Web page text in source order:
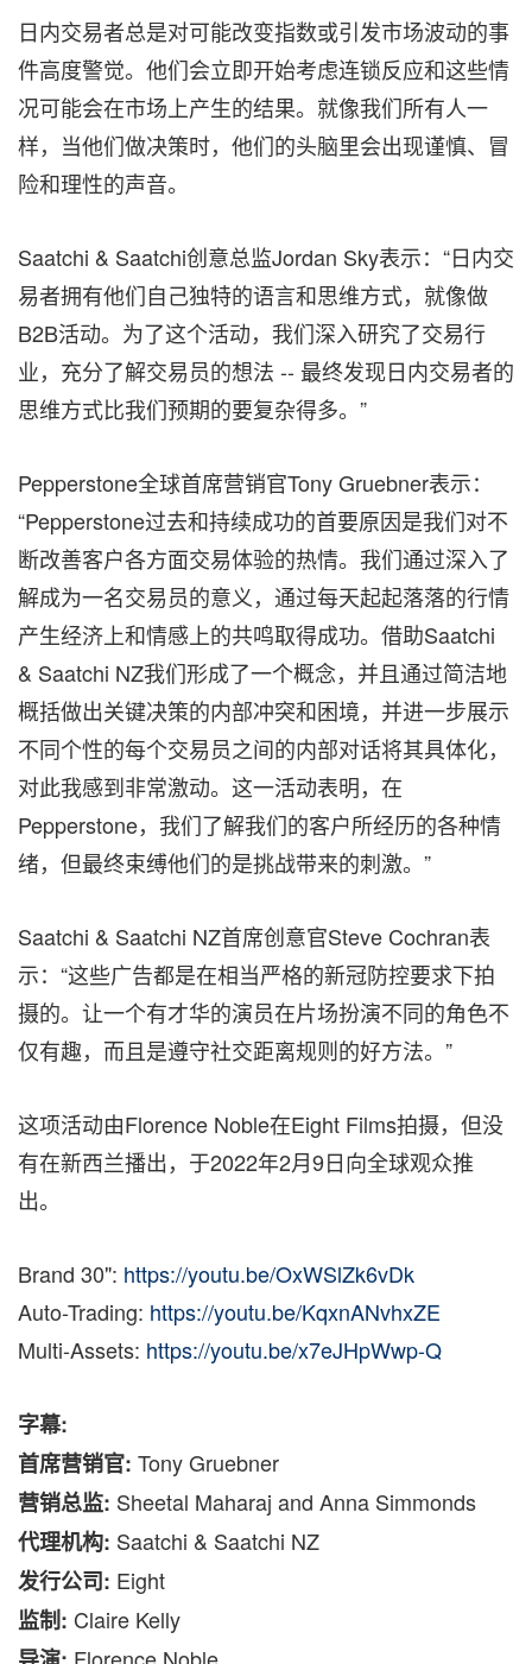
日内交易者总是对可能改变指数或引发市场波动的事
件高度警觉。他们会立即开始考虑连锁反应和这些情
况可能会在市场上产生的结果。就像我们所有人一
样，当他们做决策时，他们的头脑里会出现谨慎、冒
险和理性的声音。
Saatchi & Saatchi创意总监Jordan Sky表示：“日内交
易者拥有他们自己独特的语言和思维方式，就像做
B2B活动。为了这个活动，我们深入研究了交易行
业，充分了解交易员的想法 -- 最终发现日内交易者的
思维方式比我们预期的要复杂得多。”
Pepperstone全球首席营销官Tony Gruebner表示：
“Pepperstone过去和持续成功的首要原因是我们对不
断改善客户各方面交易体验的热情。我们通过深入了
解成为一名交易员的意义，通过每天起起落落的行情
产生经济上和情感上的共鸣取得成功。借助Saatchi
& Saatchi NZ我们形成了一个概念，并且通过简洁地
概括做出关键决策的内部冲突和困境，并进一步展示
不同个性的每个交易员之间的内部对话将其具体化，
对此我感到非常激动。这一活动表明，在
Pepperstone，我们了解我们的客户所经历的各种情
绪，但最终束缚他们的是挑战带来的刺激。”
Saatchi & Saatchi NZ首席创意官Steve Cochran表
示：“这些广告都是在相当严格的新冠防控要求下拍
摄的。让一个有才华的演员在片场扮演不同的角色不
仅有趣，而且是遵守社交距离规则的好方法。”
这项活动由Florence Noble在Eight Films拍摄，但没
有在新西兰播出，于2022年2月9日向全球观众推
出。
Brand 30": https://youtu.be/OxWSlZk6vDk
Auto-Trading: https://youtu.be/KqxnANvhxZE
Multi-Assets: https://youtu.be/x7eJHpWwp-Q
字幕:
首席营销官: Tony Gruebner
营销总监: Sheetal Maharaj and Anna Simmonds
代理机构: Saatchi & Saatchi NZ
发行公司: Eight
监制: Claire Kelly